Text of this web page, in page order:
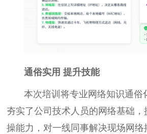
通俗实用 提升技能
本次培训将专业网络知识通俗
夯实了公司技术人员的网络基础
操能力，对一线同事解决现场网